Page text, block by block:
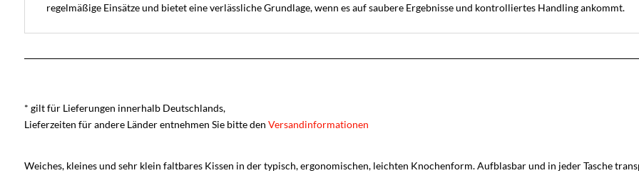
regelmäßige Einsätze und bietet eine verlässliche Grundlage, wenn es auf saubere Ergebnisse und kontrolliertes Handling ankommt.
* gilt für Lieferungen innerhalb Deutschlands,
Lieferzeiten für andere Länder entnehmen Sie bitte den Versandinformationen
Weiches, kleines und sehr klein faltbares Kissen in der typisch, ergonomischen, leichten Knochenform. Aufblasbar und in jeder Tasche